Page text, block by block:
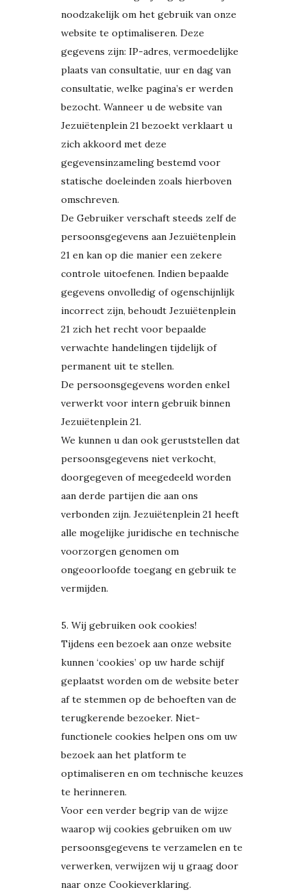
noodzakelijk om het gebruik van onze
website te optimaliseren. Deze
gegevens zijn: IP-adres, vermoedelijke
plaats van consultatie, uur en dag van
consultatie, welke pagina’s er werden
bezocht. Wanneer u de website van
Jezuiëtenplein 21 bezoekt verklaart u
zich akkoord met deze
gegevensinzameling bestemd voor
statische doeleinden zoals hierboven
omschreven.
De Gebruiker verschaft steeds zelf de
persoonsgegevens aan Jezuiëtenplein
21 en kan op die manier een zekere
controle uitoefenen. Indien bepaalde
gegevens onvolledig of ogenschijnlijk
incorrect zijn, behoudt Jezuiëtenplein
21 zich het recht voor bepaalde
verwachte handelingen tijdelijk of
permanent uit te stellen.
De persoonsgegevens worden enkel
verwerkt voor intern gebruik binnen
Jezuiëtenplein 21.
We kunnen u dan ook geruststellen dat
persoonsgegevens niet verkocht,
doorgegeven of meegedeeld worden
aan derde partijen die aan ons
verbonden zijn. Jezuiëtenplein 21 heeft
alle mogelijke juridische en technische
voorzorgen genomen om
ongeoorloofde toegang en gebruik te
vermijden.
5. Wij gebruiken ook cookies!
Tijdens een bezoek aan onze website
kunnen ‘cookies’ op uw harde schijf
geplaatst worden om de website beter
af te stemmen op de behoeften van de
terugkerende bezoeker. Niet-
functionele cookies helpen ons om uw
bezoek aan het platform te
optimaliseren en om technische keuzes
te herinneren.
Voor een verder begrip van de wijze
waarop wij cookies gebruiken om uw
persoonsgegevens te verzamelen en te
verwerken, verwijzen wij u graag door
naar onze Cookieverklaring.